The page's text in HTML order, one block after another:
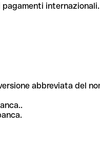
internazionali.
abbreviata del